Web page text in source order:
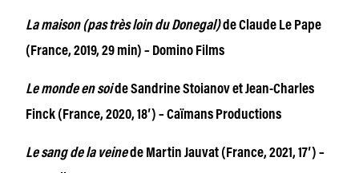
La maison (pas très loin du Donegal)de Claude Le Pape
(France, 2019, 29 min) – Domino Films
Le monde en soide Sandrine Stoianov et Jean-Charles
Finck (France, 2020, 18′) – Caïmans Productions
Le sang de la veinede Martin Jauvat (France, 2021, 17′) –